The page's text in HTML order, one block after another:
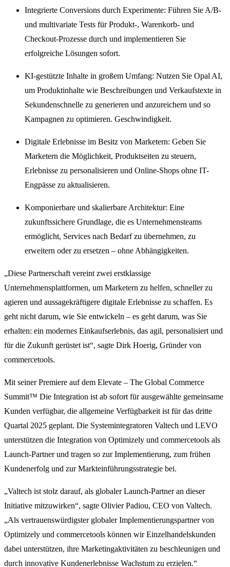
Integrierte Conversions durch Experimente: Führen Sie A/B-
und multivariate Tests für Produkt-, Warenkorb- und
Checkout-Prozesse durch und implementieren Sie
erfolgreiche Lösungen sofort.
KI-gestützte Inhalte in großem Umfang: Nutzen Sie Opal AI,
um Produktinhalte wie Beschreibungen und Verkaufstexte in
Sekundenschnelle zu generieren und anzureichern und so
Kampagnen zu optimieren. Geschwindigkeit.
Digitale Erlebnisse im Besitz von Marketern: Geben Sie
Marketern die Möglichkeit, Produktseiten zu steuern,
Erlebnisse zu personalisieren und Online-Shops ohne IT-
Engpässe zu aktualisieren.
Komponierbare und skalierbare Architektur: Eine
zukunftssichere Grundlage, die es Unternehmensteams
ermöglicht, Services nach Bedarf zu übernehmen, zu
erweitern oder zu ersetzen – ohne Abhängigkeiten.
„Diese Partnerschaft vereint zwei erstklassige
Unternehmensplattformen, um Marketern zu helfen, schneller zu
agieren und aussagekräftigere digitale Erlebnisse zu schaffen. Es
geht nicht darum, wie Sie entwickeln – es geht darum, was Sie
erhalten: ein modernes Einkaufserlebnis, das agil, personalisiert und
für die Zukunft gerüstet ist“, sagte Dirk Hoerig, Gründer von
commercetools.
Mit seiner Premiere auf dem Elevate – The Global Commerce
Summit™ Die Integration ist ab sofort für ausgewählte gemeinsame
Kunden verfügbar, die allgemeine Verfügbarkeit ist für das dritte
Quartal 2025 geplant. Die Systemintegratoren Valtech und LEVO
unterstützen die Integration von Optimizely und commercetools als
Launch-Partner und tragen so zur Implementierung, zum frühen
Kundenerfolg und zur Markteinführungsstrategie bei.
„Valtech ist stolz darauf, als globaler Launch-Partner an dieser
Initiative mitzuwirken“, sagte Olivier Padiou, CEO von Valtech.
„Als vertrauenswürdigster globaler Implementierungspartner von
Optimizely und commercetools können wir Einzelhandelskunden
dabei unterstützen, ihre Marketingaktivitäten zu beschleunigen und
durch innovative Kundenerlebnisse Wachstum zu erzielen.“